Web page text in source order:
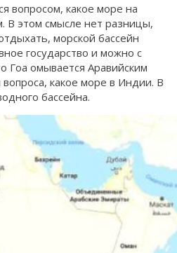
вопросом, какое море на
этом смысле нет разницы,
морской бассейн
государство и можно с
Гоа омывается Аравийским
вопроса, какое море в Индии. В
бассейна.